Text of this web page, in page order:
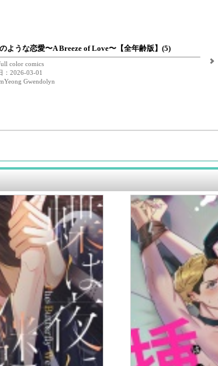
ような恋愛〜A Breeze of Love〜【全年齢版】(5)
color comics
：2026-03-01
Gwendolyn